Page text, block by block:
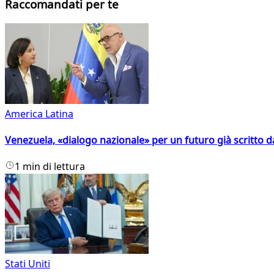
Raccomandati per te
America Latina
Venezuela, «dialogo nazionale» per un futuro già scritto
1 min di lettura
Stati Uniti